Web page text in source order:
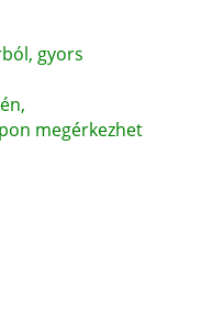
gyors
megérkezhet